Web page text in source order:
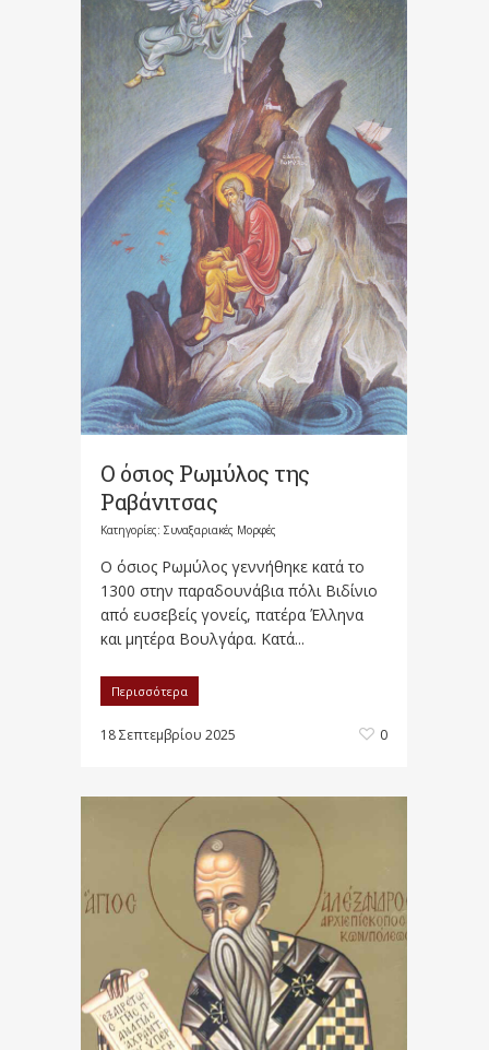
Ο όσιος Ρωμύλος της
Ραβάνιτσας
Κατηγορίες: Συναξαριακές Μορφές
Ο όσιος Ρωμύλος γεννήθηκε κατά το
1300 στην παραδουνάβια πόλι Βιδίνιο
από ευσεβείς γονείς, πατέρα Έλληνα
και μητέρα Βουλγάρα. Κατά...
Περισσότερα
18 Σεπτεμβρίου 2025 0